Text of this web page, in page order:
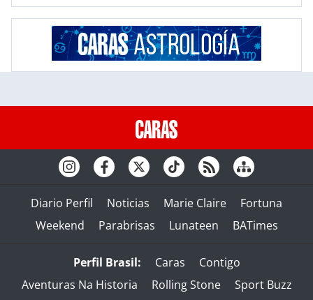
Diario Perfil Noticias Marie Claire
Fortuna
Weekend
Parabrisas Lunateen BATimes
Perfil Brasil: Caras
Contigo
Aventuras Na Historia
Rolling Stone
Sport Buzz